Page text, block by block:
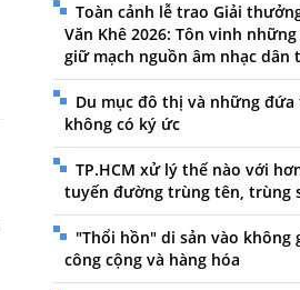
Toàn cảnh lễ trao Giải
Văn Khê 2026: Tôn vinh
giữ mạch nguồn âm nhạc dân
Du mục đô thị và những đứa
không có ký ức
TP.HCM xử lý thế nào với
tuyến đường trùng tên, trùng
"Thổi hồn" di sản vào không
công cộng và hàng hóa